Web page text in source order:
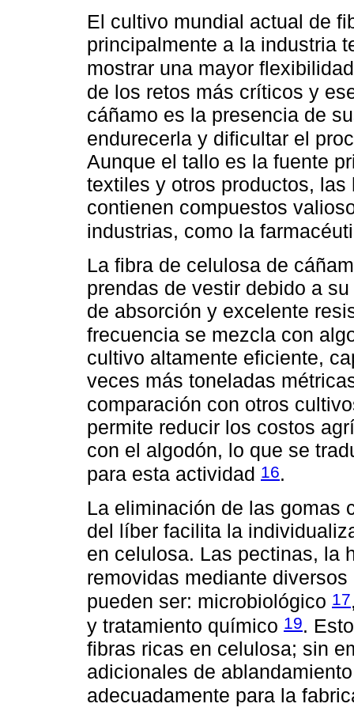
El cultivo mundial actual de
principalmente a la industria
mostrar una mayor
de los retos más críticos y
cáñamo es la presencia de
endurecerla y dificultar el
Aunque el tallo es la fuente
textiles y otros productos,
contienen compuestos
industrias, como la
La fibra de celulosa de
prendas de vestir debido a
de absorción y excelente
frecuencia se mezcla con
cultivo altamente eficiente,
veces más toneladas
comparación con otros
permite reducir los costos
con el algodón, lo que se
para esta actividad 16.
La eliminación de las gomas
del líber facilita la
en celulosa. Las pectinas, la
removidas mediante
pueden ser: microbiológico 17
y tratamiento químico 19.
fibras ricas en celulosa; sin
adicionales de
adecuadamente para la